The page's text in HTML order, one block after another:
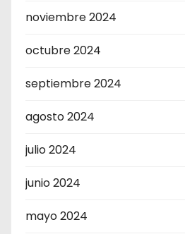
noviembre 2024
octubre 2024
septiembre 2024
agosto 2024
julio 2024
junio 2024
mayo 2024